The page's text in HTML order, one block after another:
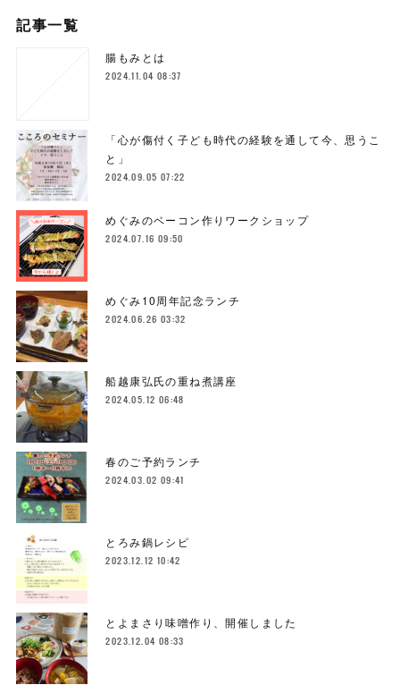
記事一覧
腸もみとは
2024.11.04 08:37
「心が傷付く子ども時代の経験を通して今、思うこ
と」
2024.09.05 07:22
めぐみのベーコン作りワークショップ
2024.07.16 09:50
めぐみ10周年記念ランチ
2024.06.26 03:32
船越康弘氏の重ね煮講座
2024.05.12 06:48
春のご予約ランチ
2024.03.02 09:41
とろみ鍋レシピ
2023.12.12 10:42
とよまさり味噌作り、開催しました
2023.12.04 08:33